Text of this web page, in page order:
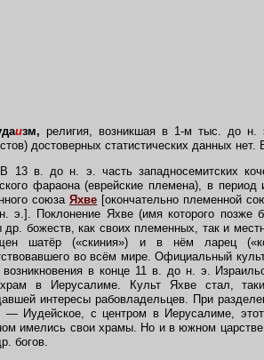
изм, религия, возникшая в 1-м тыс. до н.
достоверных статистических данных
13 в. до н. э. часть западносемитских
фараона (еврейские племена), в
союзаЯхве [окончательно племенной
э.]. Поклонение Яхве (имя которого позже
др. божеств, как своих племенных, так и
шатёр («скиния») и в нём ларец
во всём мире. Официальный
возникновения в конце 11 в. до н. э.
в Иерусалиме. Культ Яхве стал,
интересы рабовладельцев. При
— Иудейское, с центром в Иерусалиме,
имелись свои храмы. Но и в южном
богов.